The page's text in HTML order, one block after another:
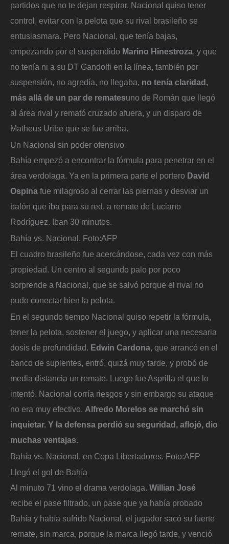
partidos que no te dejan respirar. Nacional quiso tener
control, evitar con la pelota que su rival brasileño se
entusiasmara. Pero Nacional, que tenía bajas,
empezando por el suspendido Marino Hinestroza, y que
no tenía ni a su DT Gandolfi en la línea, también por
suspensión, no agredía, no llegaba, no tenía claridad,
más allá de un par de rematesuno de Román que llegó
al área rival y remató cruzado afuera, y un disparo de
Matheus Uribe que se fue arriba.
Un Nacional sin poder ofensivo
Bahía empezó a encontrar la fórmula para penetrar en el
área verdolaga. Ya en la primera parte el portero David
Ospina fue milagroso al cerrar las piernas y desviar un
balón que iba para su red, a remate de Luciano
Rodríguez. Iban 30 minutos.
Bahía vs. Nacional. Foto:AFP
El cuadro brasileño fue acercándose, cada vez con más
propiedad. Un centro al segundo palo por poco
sorprende a Nacional, que se salvó porque el rival no
pudo conectar bien la pelota.
En el segundo tiempo Nacional quiso repetir la fórmula,
tener la pelota, sostener el juego, y aplicar una necesaria
dosis de profundidad. Edwin Cardona, que arrancó en el
banco de suplentes, entró, quizá muy tarde, y probó de
media distancia un remate. Luego fue Asprilla el que lo
intentó. Nacional corría riesgos y sin embargo su ataque
no era muy efectivo. Alfredo Morelos se marchó sin
inquietar. Y la defensa perdió su seguridad, aflojó, dio
muchas ventajas.
Bahía vs. Nacional, en Copa Libertadores. Foto:AFP
Llegó el gol de Bahía
Al minuto 71 vino el drama verdolaga. Willian José
recibe el pase filtrado, un pase que ya había probado
Bahía y había sufrido Nacional, el jugador sacó su fuerte
remate, sin marca, porque la marca llegó tarde, y venció